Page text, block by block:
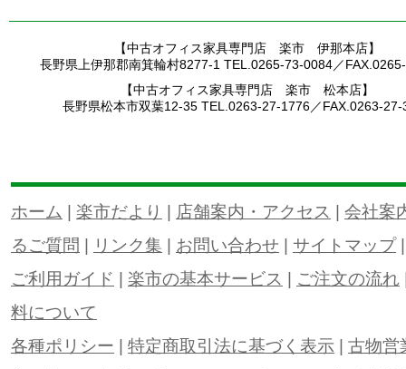
【中古オフィス家具専門店 楽市 伊那本店】
長野県上伊那郡南箕輪村8277-1 TEL.0265-73-0084／
【中古オフィス家具専門店 楽市 松本店】
長野県松本市双葉12-35 TEL.0263-27-1776／FAX.0263-27-
ホーム 楽市だより 店舗案内・アクセス
会社案
るご質問
リンク集 お問い合わせ サイトマップ
ご利用ガイド
楽市の基本サービス ご注文の流れ
料について
各種ポリシー
特定商取引法に基づく表示
古物営